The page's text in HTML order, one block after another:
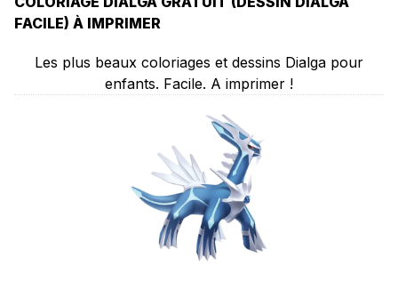
FACILE) À IMPRIMER
Les plus beaux coloriages et dessins Dialga pour
enfants. Facile. A imprimer !